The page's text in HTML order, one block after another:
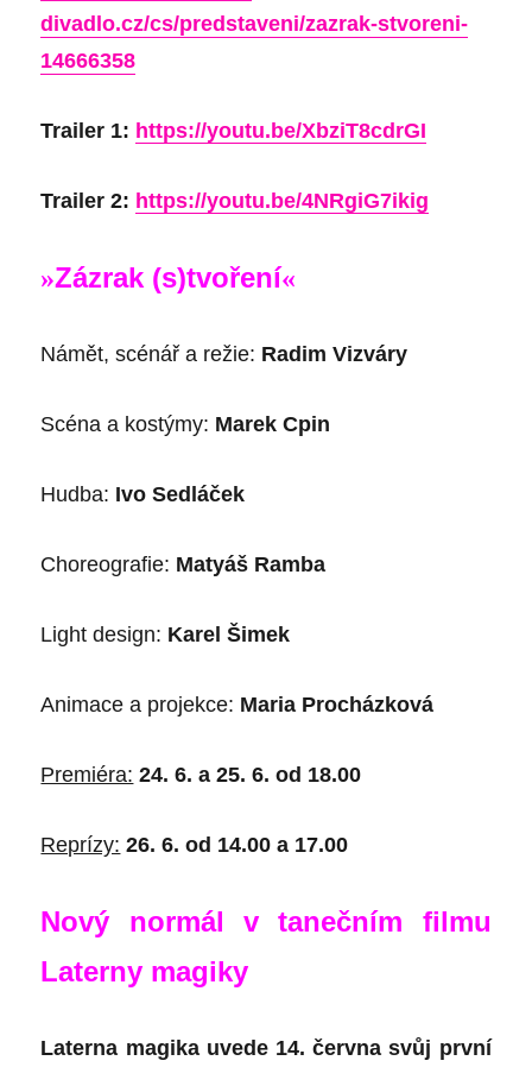
divadlo.cz/cs/predstaveni/zazrak-stvoreni-
14666358
Trailer 1: https://youtu.be/XbziT8cdrGI
Trailer 2: https://youtu.be/4NRgiG7ikig
»Zázrak (s)tvoření«
Námět, scénář a režie: Radim Vizváry
Scéna a kostýmy: Marek Cpin
Hudba: Ivo Sedláček
Choreografie: Matyáš Ramba
Light design: Karel Šimek
Animace a projekce: Maria Procházková
Premiéra: 24. 6. a 25. 6. od 18.00
Reprízy: 26. 6. od 14.00 a 17.00
Nový normál v tanečním filmu
Laterny magiky
Laterna magika uvede 14. června svůj první